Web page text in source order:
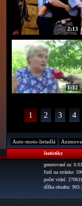
2:13
1:12
1 2 3 4
Auto-moto-lietadlá
štatistiky
generované za:
ľudí na stránke:
počet videí:
dĺžka obsahu: